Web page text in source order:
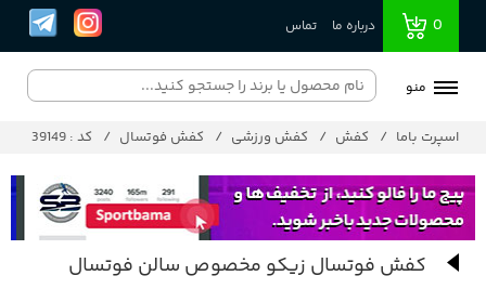
0 درباره ما تماس
منو
اسپرت باما کفش کفش ورزشی کفش فوتسال کد : 39149
کفش فوتسال زیکو مخصوص سالن فوتسال